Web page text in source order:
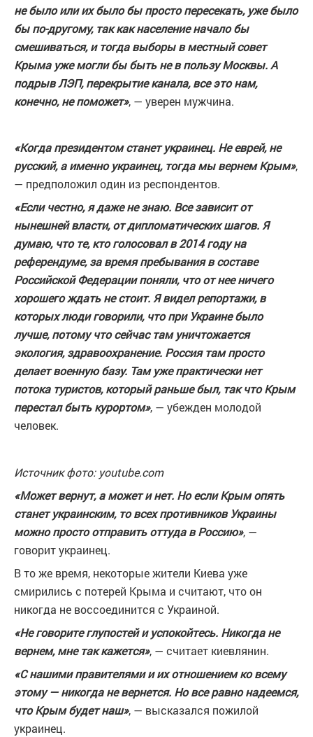
не было или их было бы просто пересекать, уже было
бы по-другому, так как население начало бы
смешиваться, и тогда выборы в местный совет
Крыма уже могли бы быть не в пользу Москвы. А
подрыв ЛЭП, перекрытие канала, все это нам,
конечно, не поможет», — уверен мужчина.
«Когда президентом станет украинец. Не еврей, не
русский, а именно украинец, тогда мы вернем Крым»,
— предположил один из респондентов.
«Если честно, я даже не знаю. Все зависит от
нынешней власти, от дипломатических шагов. Я
думаю, что те, кто голосовал в 2014 году на
референдуме, за время пребывания в составе
Российской Федерации поняли, что от нее ничего
хорошего ждать не стоит. Я видел репортажи, в
которых люди говорили, что при Украине было
лучше, потому что сейчас там уничтожается
экология, здравоохранение. Россия там просто
делает военную базу. Там уже практически нет
потока туристов, который раньше был, так что Крым
перестал быть курортом», — убежден молодой
человек.
Источник фото: youtube.com
«Может вернут, а может и нет. Но если Крым опять
станет украинским, то всех противников Украины
можно просто отправить оттуда в Россию», —
говорит украинец.
В то же время, некоторые жители Киева уже
смирились с потерей Крыма и считают, что он
никогда не воссоединится с Украиной.
«Не говорите глупостей и успокойтесь. Никогда не
вернем, мне так кажется», — считает киевлянин.
«С нашими правителями и их отношением ко всему
этому — никогда не вернется. Но все равно надеемся,
что Крым будет наш», — высказался пожилой
украинец.